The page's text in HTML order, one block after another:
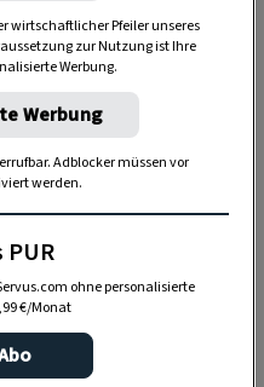
her, sondern
beim
wirtschaftlicher Pfeiler unseres
zur Nutzung ist Ihre
Werbung.
Werbung
Adblocker müssen vor
werden.
PUR
ohne personalisierte
€/Monat